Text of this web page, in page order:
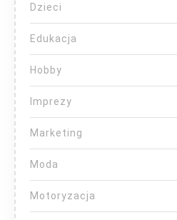
Dzieci
Edukacja
Hobby
Imprezy
Marketing
Moda
Motoryzacja